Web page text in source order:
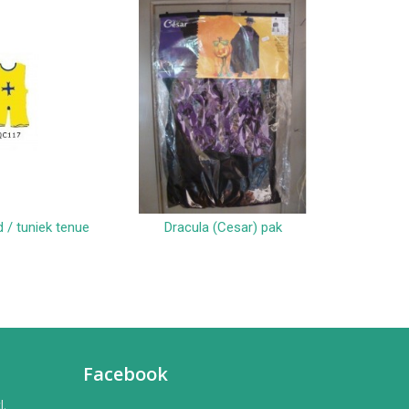
/ tuniek tenue Dracula (Cesar) pak
Facebook